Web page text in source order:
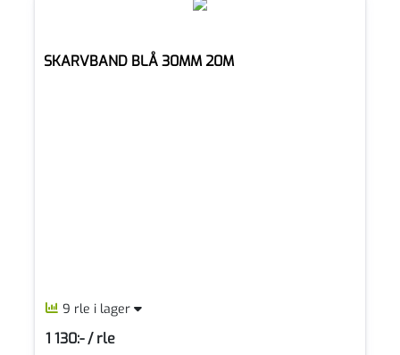
SKARVBAND BLÅ 30MM 20M
9 rle i lager
1 130:- / rle
SEK per RLE